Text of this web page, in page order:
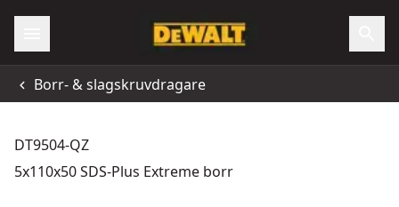
Borr- & slagskruvdragare
DT9504-QZ
5x110x50 SDS-Plus Extreme borr